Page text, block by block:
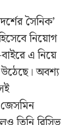
সৈনিক’
নিয়োগ
এ নিয়ে
অবশ্য